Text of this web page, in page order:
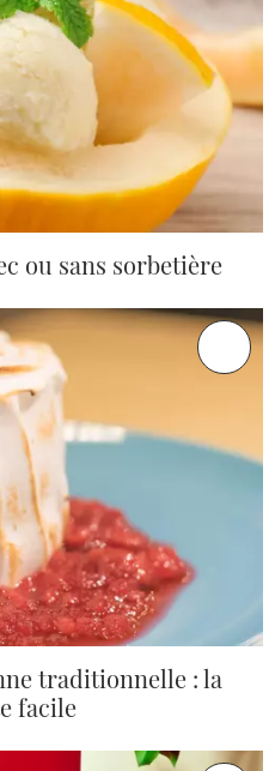
ou sans sorbetière
traditionnelle : la
facile